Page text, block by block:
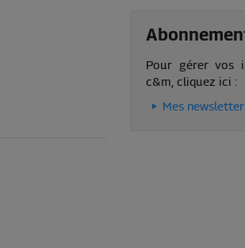
Pour gérer vos
c&m, cliquez ici :
Mes